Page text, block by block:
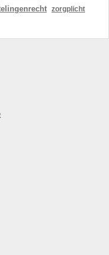
zorgplicht